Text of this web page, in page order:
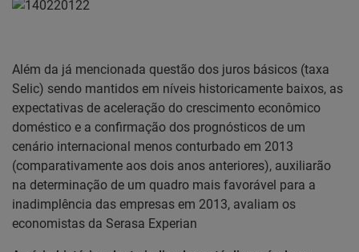
Além da já mencionada questão dos juros básicos (taxa
Selic) sendo mantidos em níveis historicamente baixos, as
expectativas de aceleração do crescimento econômico
doméstico e a confirmação dos prognósticos de um
cenário internacional menos conturbado em 2013
(comparativamente aos dois anos anteriores), auxiliarão
na determinação de um quadro mais favorável para a
inadimplência das empresas em 2013, avaliam os
economistas da Serasa Experian